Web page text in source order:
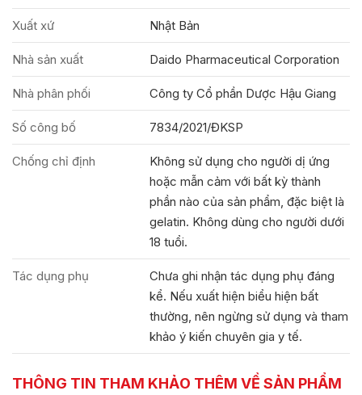
Xuất xứ Nhật Bản
Nhà sản xuất Daido Pharmaceutical Corporation
Nhà phân phối Công ty Cổ phần Dược Hậu Giang
Số công bố 7834/2021/ĐKSP
Chống chỉ định
Không sử dụng cho người dị ứng
hoặc mẫn cảm với bất kỳ thành
phần nào của sản phẩm, đặc biệt là
gelatin. Không dùng cho người dưới
18 tuổi.
Tác dụng phụ
Chưa ghi nhận tác dụng phụ đáng
kể. Nếu xuất hiện biểu hiện bất
thường, nên ngừng sử dụng và tham
khảo ý kiến chuyên gia y tế.
THÔNG TIN THAM KHẢO THÊM VỀ SẢN PHẨM